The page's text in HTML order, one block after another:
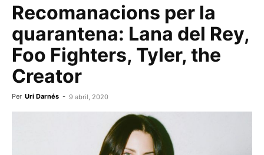
Recomanacions per la
quarantena: Lana del Rey,
Foo Fighters, Tyler, the
Creator
Per Uri Darnés - 9 abril, 2020